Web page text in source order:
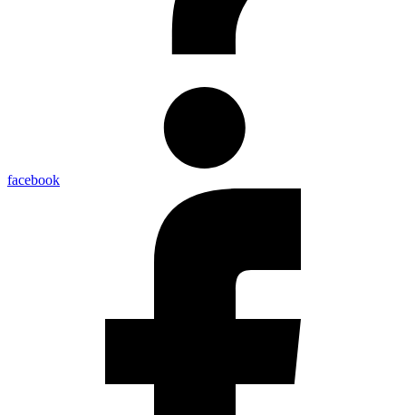
facebook